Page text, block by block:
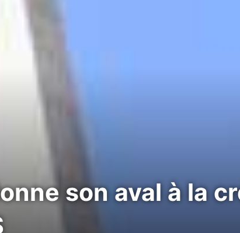
son aval à la